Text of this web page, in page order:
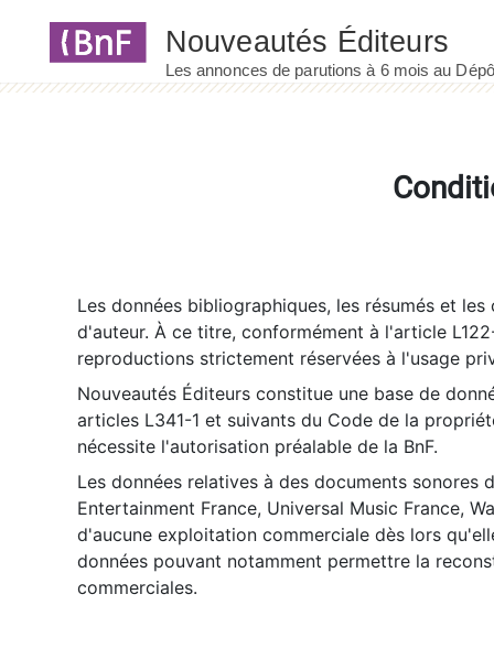
Les données bibliographiques, les résumés et
d'auteur. À ce titre, conformément à l'article
reproductions strictement réservées à l'usage
Nouveautés Éditeurs constitue une base de
articles L341-1 et suivants du Code de la
nécessite l'autorisation préalable de la BnF.
Les données relatives à des documents sonores
Entertainment France, Universal Music France,
d'aucune exploitation commerciale dès lors
données pouvant notamment permettre la
commerciales.